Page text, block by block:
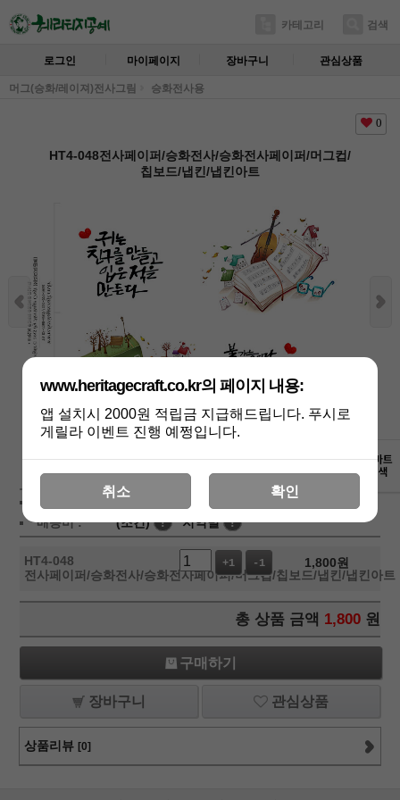
카테고리 검색
로그인 마이페이지 장바구니 관심상품
머그(승화/레이져)전사그림 승화전사용
0
HT4-048전사페이퍼/승화전사/승화전사페이퍼/머그컵/
칩보드/냅킨/냅킨아트
상품가 : 1,800
배송비 :
(조건) ! 지역별 !
HT4-048
전사페이퍼/승화전사/승화전사페이퍼/머그컵/칩보드/냅킨/냅킨아트
+1 -1 1,800원
총 상품 금액 1,800 원
구매하기
장바구니 관심상품
상품리뷰 [0]
www.heritagecraft.co.kr의 페이지 내용:
앱 설치시 2000원 적립금 지급해드립니다. 푸시로
게릴라 이벤트 진행 예쩡입니다.
취소 확인